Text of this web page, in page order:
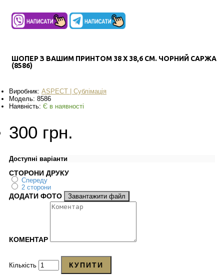
ШОПЕР З ВАШИМ ПРИНТОМ 38 Х 38,6 СМ. ЧОРНИЙ САРЖА
(8586)
Виробник: ASPECT | Сублімація
Модель: 8586
Наявність: Є в наявності
300 грн.
Доступні варіанти
СТОРОНИ ДРУКУ
Спереду
2 сторони
ДОДАТИ ФОТО Завантажити файл
КОМЕНТАР
Кількість КУПИТИ